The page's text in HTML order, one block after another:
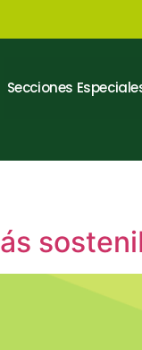
Secciones